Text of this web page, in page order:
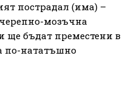
пострадал (има) –
мозъчна
ще бъдат преместени в
по-нататъшно